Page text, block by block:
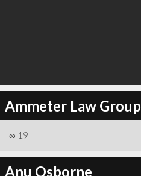
Ammeter Law Group
∞ 19
Anu Osborne